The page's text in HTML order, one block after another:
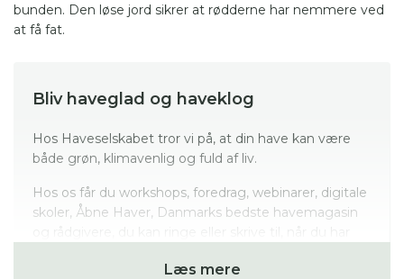
bunden. Den løse jord sikrer at rødderne har nemmere ved
at få fat.
Bliv haveglad og haveklog
Hos Haveselskabet tror vi på, at din have kan være
både grøn, klimavenlig og fuld af liv.
Hos os får du workshops, foredrag, webinarer, digitale
skoler, Åbne Haver, Danmarks bedste havemagasin
Læs mere